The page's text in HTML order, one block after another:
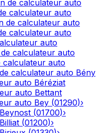
de calculateur auto
calculateur auto
de calculateur auto
calculateur auto
auto
calculateur auto
calculateur auto
calculateur auto Bény
auto Béréziat
auto Bettant
auto Bey (01290)›
Beynost (01700)›
Billiat (01200)›